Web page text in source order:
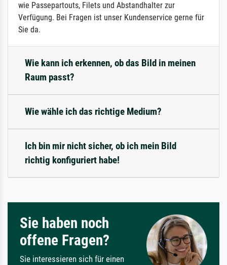
wie Passepartouts, Filets und Abstandhalter zur
Verfügung. Bei Fragen ist unser Kundenservice gerne für
Sie da.
Wie kann ich erkennen, ob das Bild in meinen
Raum passt?
Wie wähle ich das richtige Medium?
Ich bin mir nicht sicher, ob ich mein Bild
richtig konfiguriert habe!
Sie haben noch
offene Fragen?
Sie interessieren sich für einen